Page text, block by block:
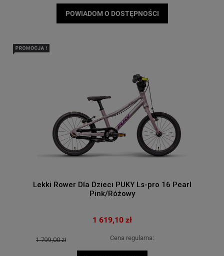
POWIADOM O DOSTĘPNOŚCI
Lekki Rower Dla Dzieci PUKY Ls-pro 16 Pearl
Pink/Różowy
1 619,10 zł
Cena regularna:
1 799,00 zł